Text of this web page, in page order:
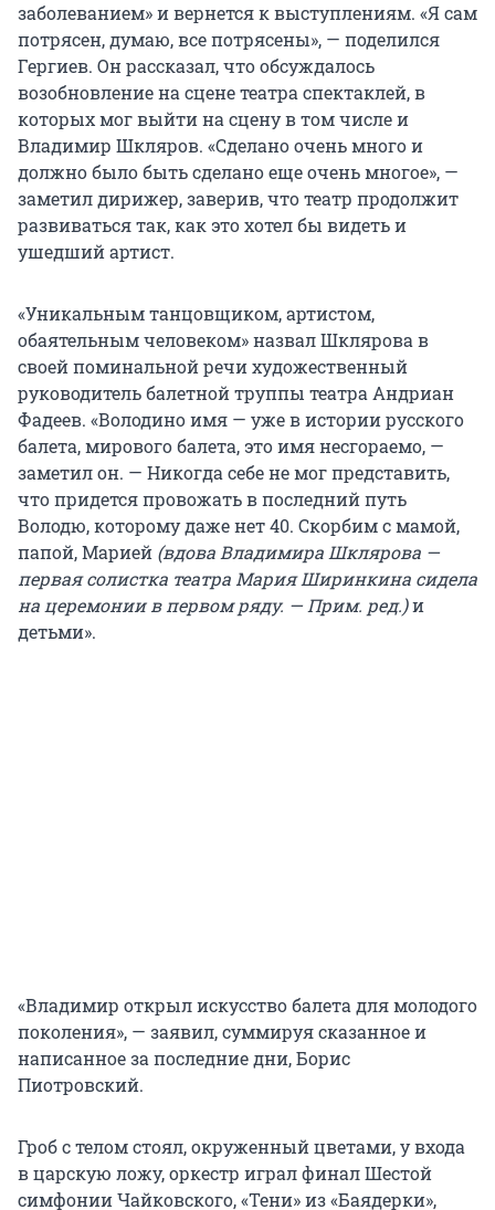
заболеванием» и вернется к выступлениям. «Я сам
потрясен, думаю, все потрясены», — поделился
Гергиев. Он рассказал, что обсуждалось
возобновление на сцене театра спектаклей, в
которых мог выйти на сцену в том числе и
Владимир Шкляров. «Сделано очень много и
должно было быть сделано еще очень многое», —
заметил дирижер, заверив, что театр продолжит
развиваться так, как это хотел бы видеть и
ушедший артист.
«Уникальным танцовщиком, артистом,
обаятельным человеком» назвал Шклярова в
своей поминальной речи художественный
руководитель балетной труппы театра Андриан
Фадеев. «Володино имя — уже в истории русского
балета, мирового балета, это имя несгораемо, —
заметил он. — Никогда себе не мог представить,
что придется провожать в последний путь
Володю, которому даже нет 40. Скорбим с мамой,
папой, Марией (вдова Владимира Шклярова —
первая солистка театра Мария Ширинкина сидела
на церемонии в первом ряду. — Прим. ред.)и
детьми».
«Владимир открыл искусство балета для молодого
поколения», — заявил, суммируя сказанное и
написанное за последние дни, Борис
Пиотровский.
Гроб с телом стоял, окруженный цветами, у входа
в царскую ложу, оркестр играл финал Шестой
симфонии Чайковского, «Тени» из «Баядерки»,